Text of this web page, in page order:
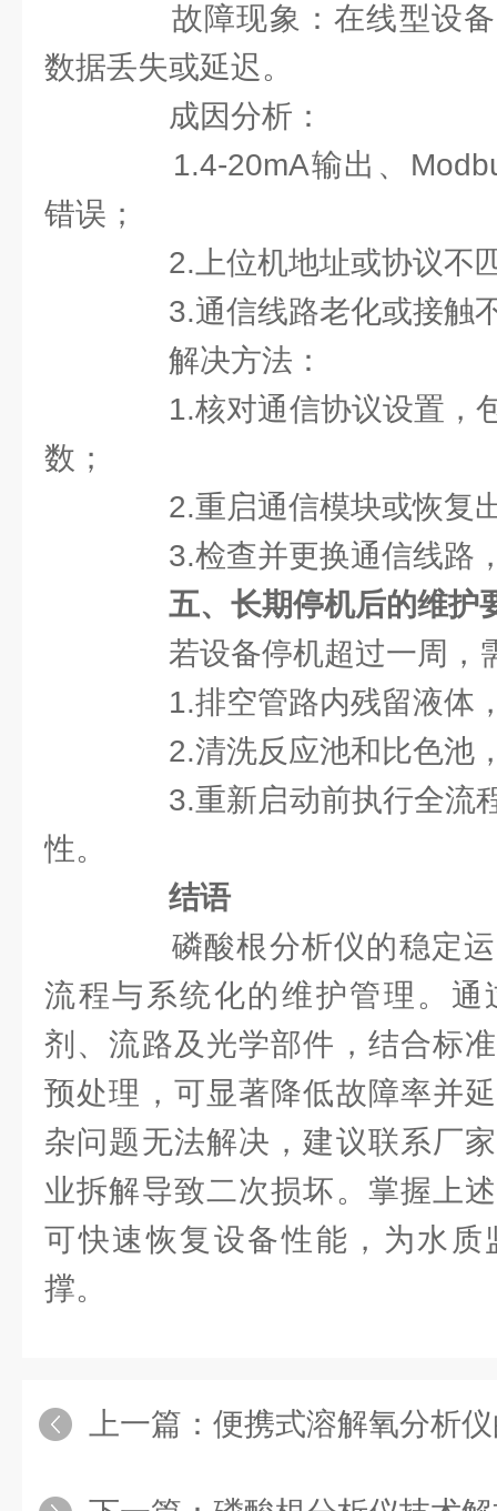
故障现象：在线型设备
数据丢失或延迟。
成因分析：
1.4-20mA输出、
错误；
2.上位机地址或协议不
3.通信线路老化或接触
解决方法：
1.核对通信协议设置，
数；
2.重启通信模块或恢复
3.检查并更换通信线路
五、长期停机后的维护
若设备停机超过一周，
1.排空管路内残留液体
2.清洗反应池和比色池
3.重新启动前执行全流
性。
结语
磷酸根分析仪的稳定运
流程与系统化的维护管理。通
剂、流路及光学部件，结合标
预处理，可显著降低故障率并
杂问题无法解决，建议联系厂
业拆解导致二次损坏。掌握上
可快速恢复设备性能，为水质
撑。
上一篇： 便携式溶解氧分析仪的3